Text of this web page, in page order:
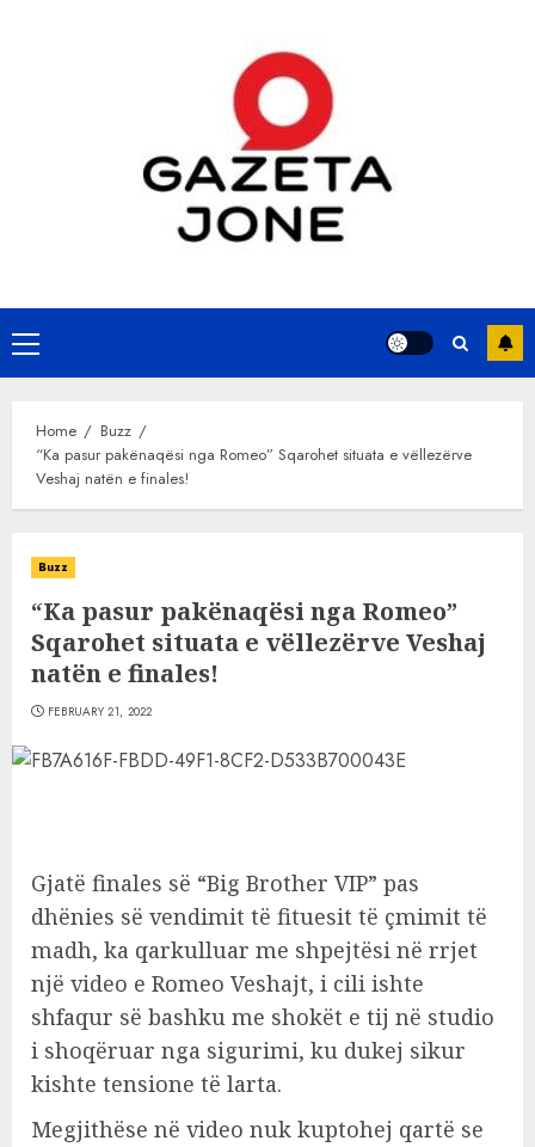
Primary
Menu
Home
Buzz
“Ka pasur pakënaqësi nga Romeo” Sqarohet situata e vëllezërve
Veshaj natën e finales!
Buzz
“Ka pasur pakënaqësi nga Romeo”
Sqarohet situata e vëllezërve Veshaj
natën e finales!
FEBRUARY 21, 2022
Gjatë finales së “Big Brother VIP” pas
dhënies së vendimit të fituesit të çmimit të
madh, ka qarkulluar me shpejtësi në rrjet
një video e Romeo Veshajt, i cili ishte
shfaqur së bashku me shokët e tij në studio
i shoqëruar nga sigurimi, ku dukej sikur
kishte tensione të larta.
Megjithëse në video nuk kuptohej qartë se